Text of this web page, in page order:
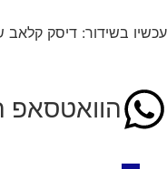
עכשיו בשידור: דיסק קלאב
הוואטסאפ